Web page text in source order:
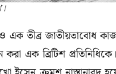
তীব্র জাতীয়তাবোধ
এক ব্রিটিশ